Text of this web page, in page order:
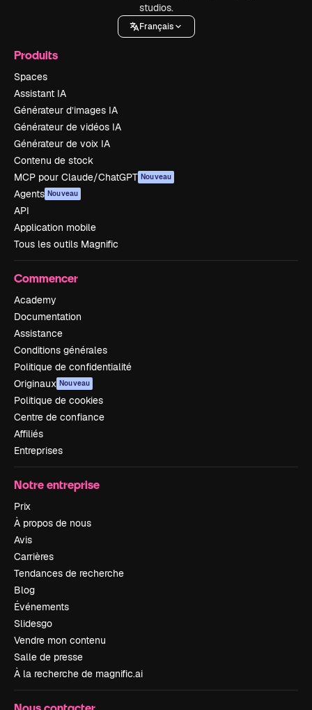
studios.
Français
Produits
Spaces
Assistant IA
Générateur d’images IA
Générateur de vidéos IA
Générateur de voix IA
Contenu de stock
MCP pour Claude/ChatGPT Nouveau
Agents Nouveau
API
Application mobile
Tous les outils Magnific
Commencer
Academy
Documentation
Assistance
Conditions générales
Politique de confidentialité
Originaux Nouveau
Politique de cookies
Centre de confiance
Affiliés
Entreprises
Notre entreprise
Prix
À propos de nous
Avis
Carrières
Tendances de recherche
Blog
Événements
Slidesgo
Vendre mon contenu
Salle de presse
À la recherche de magnific.ai